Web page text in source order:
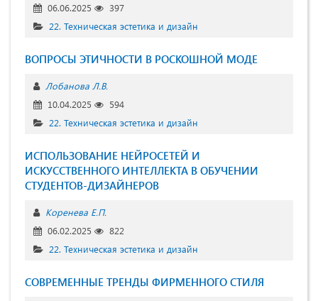
06.06.2025
397
22. Техническая эстетика и дизайн
ВОПРОСЫ ЭТИЧНОСТИ В РОСКОШНОЙ МОДЕ
Лобанова Л.В.
10.04.2025
594
22. Техническая эстетика и дизайн
ИСПОЛЬЗОВАНИЕ НЕЙРОСЕТЕЙ И
ИСКУССТВЕННОГО ИНТЕЛЛЕКТА В ОБУЧЕНИИ
СТУДЕНТОВ-ДИЗАЙНЕРОВ
Коренева Е.П.
06.02.2025
822
22. Техническая эстетика и дизайн
СОВРЕМЕННЫЕ ТРЕНДЫ ФИРМЕННОГО СТИЛЯ